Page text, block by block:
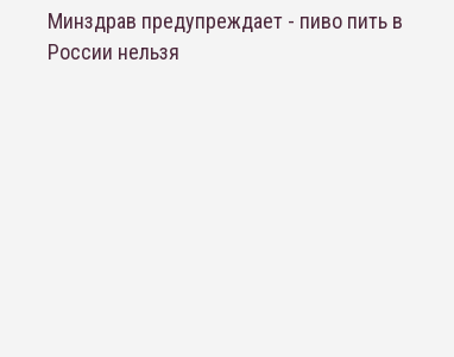
Минздрав предупреждает - пиво пить в
России нельзя